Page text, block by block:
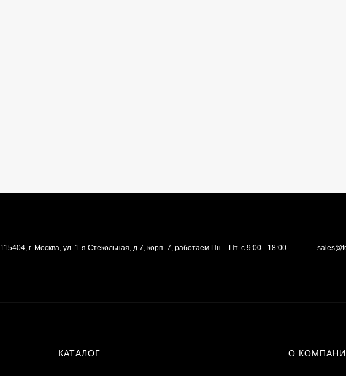
115404, г. Москва, ул. 1-я Стекольная, д.7, корп. 7, работаем Пн. - Пт. с 9:00 - 18:00
КАТАЛОГ О